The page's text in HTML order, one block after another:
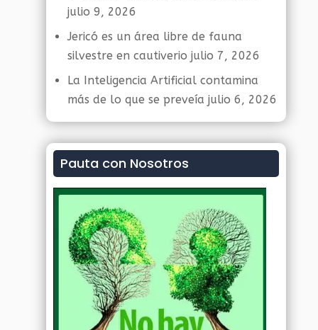
julio 9, 2026
Jericó es un área libre de fauna
silvestre en cautiverio julio 7, 2026
La Inteligencia Artificial contamina
más de lo que se preveía julio 6, 2026
Pauta con Nosotros